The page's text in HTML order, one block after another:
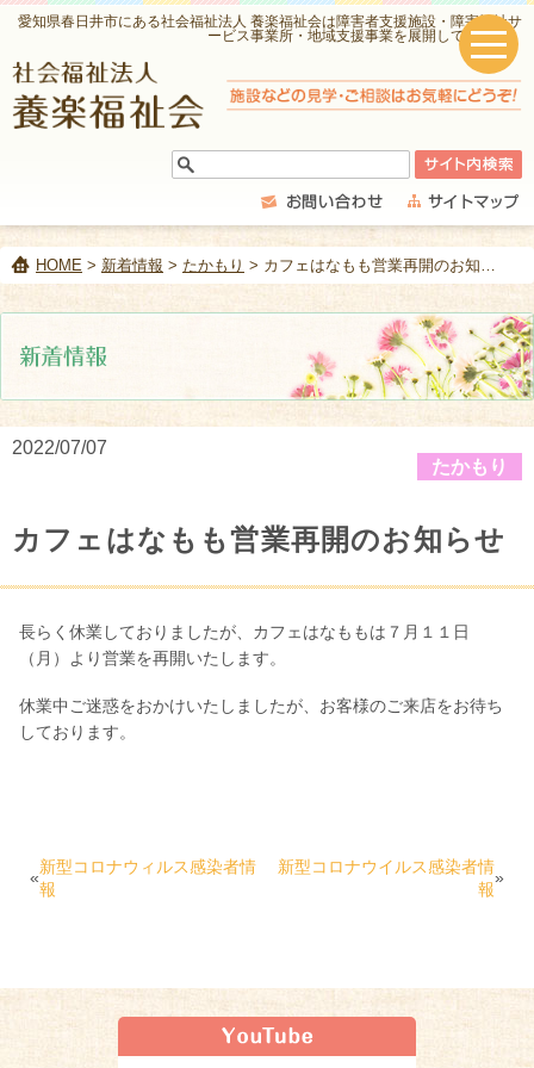
愛知県春日井市にある社会福祉法人 養楽福祉会は障害者支援施設・障害福祉サ
ービス事業所・地域支援事業を展開しています。
HOME > 新着情報 > たかもり > カフェはなもも営業再開のお知らせ
2022/07/07
たかもり
カフェはなもも営業再開のお知らせ
長らく休業しておりましたが、カフェはなももは７月１１日
（月）より営業を再開いたします。
休業中ご迷惑をおかけいたしましたが、お客様のご来店をお待ち
しております。
«
新型コロナウィルス感染者情
報
新型コロナウイルス感染者情
報
»